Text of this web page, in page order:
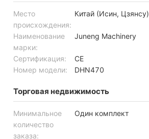
Место
происхождения:
Китай (Исин, Цзянсу)
Наименование
марки:
Juneng Machinery
Сертификация:
CE
Номер модели:
DHN470
Торговая недвижимость
Минимальное
количество
заказа:
Один комплект